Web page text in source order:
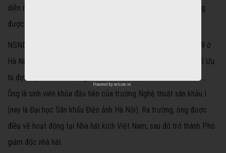
diễn ra vào ngày 18/9 và động quan vào ngày 19/9, sau đó, ông
được hỏa táng ở Bình Hưng Hòa.
NSND Đoàn Dũng tên thật là Nguyễn Anh Dũng, sinh năm 1939 ở
Hà Nội. Ông được nhà nước phong tặng các danh hiệu: Nghệ sĩ Ưu
tú đợt một năm 1984, Nghệ sĩ Nhân dân đợt thứ tư năm 1997...
Ông là sinh viên khóa đầu tiên của trường Nghệ thuật sân khấu I
(nay là Đại học Sân khấu Điện ảnh Hà Nội). Ra trường, ông được
điều về hoạt động tại Nhà hát kịch Việt Nam, sau đó trở thành Phó
giám đốc nhà hát.
Powered by netcore.vn